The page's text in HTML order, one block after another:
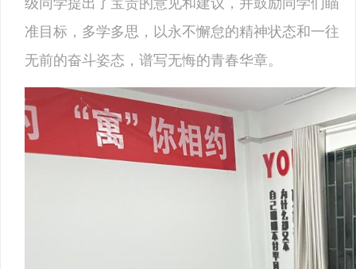
级同学提出了宝贵的意见和建议，并鼓励同学们瞄
准目标，多学多思，以永不懈怠的精神状态和一往
无前的奋斗姿态，谱写无悔的青春华章。